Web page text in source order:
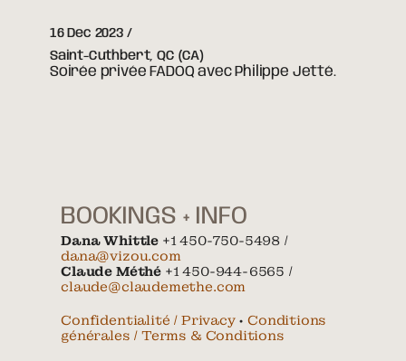
16 Dec 2023
Saint-Cuthbert,QC (CA)
Soirée privée FADOQ avec Philippe Jetté.
BOOKINGS + INFO
Dana Whittle +1 450-750-5498 /
dana@vizou.com
Claude Méthé +1 450-944-6565 /
claude@claudemethe.com
Confidentialité / Privacy•Conditions
générales / Terms & Conditions